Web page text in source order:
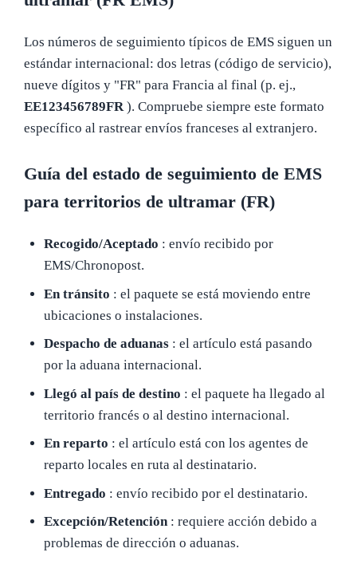
Los números de seguimiento típicos de EMS siguen un
estándar internacional: dos letras (código de servicio),
nueve dígitos y "FR" para Francia al final (p. ej.,
EE123456789FR ). Compruebe siempre este formato
específico al rastrear envíos franceses al extranjero.
Guía del estado de seguimiento de EMS
para territorios de ultramar (FR)
Recogido/Aceptado : envío recibido por
EMS/Chronopost.
En tránsito : el paquete se está moviendo entre
ubicaciones o instalaciones.
Despacho de aduanas : el artículo está pasando
por la aduana internacional.
Llegó al país de destino : el paquete ha llegado al
territorio francés o al destino internacional.
En reparto : el artículo está con los agentes de
reparto locales en ruta al destinatario.
Entregado : envío recibido por el destinatario.
Excepción/Retención: requiere acción debido a
problemas de dirección o aduanas.